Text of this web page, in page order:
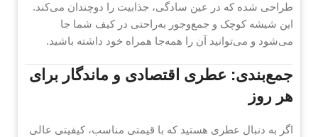
طراحی شده که در عین سادگی، جذابیت را دوچندان می‌کند.
این شیشه کوچک و جمع‌وجور به‌راحتی در کیف شما جا
می‌شود و می‌توانید آن را همه‌جا همراه خود داشته باشید.
جمع‌بندی: عطری اقتصادی و ماندگار برای
هر روز
اگر به دنبال عطری هستید که با قیمتی مناسب، کیفیتی عالی